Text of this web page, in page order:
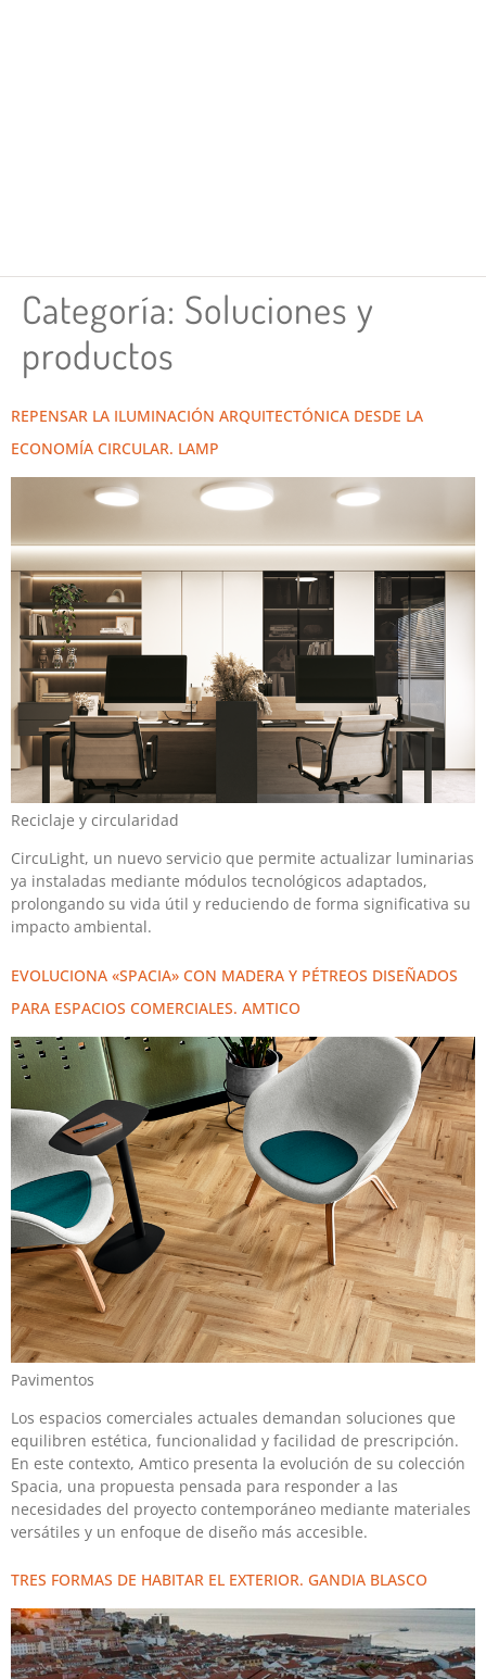
Categoría: Soluciones y
productos
REPENSAR LA ILUMINACIÓN ARQUITECTÓNICA DESDE LA
ECONOMÍA CIRCULAR. LAMP
Reciclaje y circularidad
CircuLight, un nuevo servicio que permite actualizar luminarias
ya instaladas mediante módulos tecnológicos adaptados,
prolongando su vida útil y reduciendo de forma significativa su
impacto ambiental.
EVOLUCIONA «SPACIA» CON MADERA Y PÉTREOS DISEÑADOS
PARA ESPACIOS COMERCIALES. AMTICO
Pavimentos
Los espacios comerciales actuales demandan soluciones que
equilibren estética, funcionalidad y facilidad de prescripción.
En este contexto, Amtico presenta la evolución de su colección
Spacia, una propuesta pensada para responder a las
necesidades del proyecto contemporáneo mediante materiales
versátiles y un enfoque de diseño más accesible.
TRES FORMAS DE HABITAR EL EXTERIOR. GANDIA BLASCO